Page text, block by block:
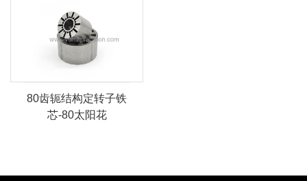
80齿轭结构定转子铁
芯-80太阳花